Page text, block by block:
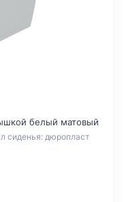
белый матовый
сиденья: дюропласт